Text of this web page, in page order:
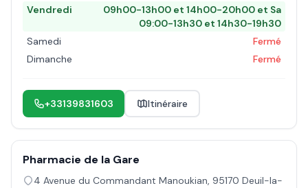
Vendredi
09h00-13h00 et 14h00-20h00 et Sa
09:00-13h30 et 14h30-19h30
Samedi
Fermé
Dimanche
Fermé
+33139831603 Itinéraire
Pharmacie de la Gare
4 Avenue du Commandant Manoukian, 95170 Deuil-la-